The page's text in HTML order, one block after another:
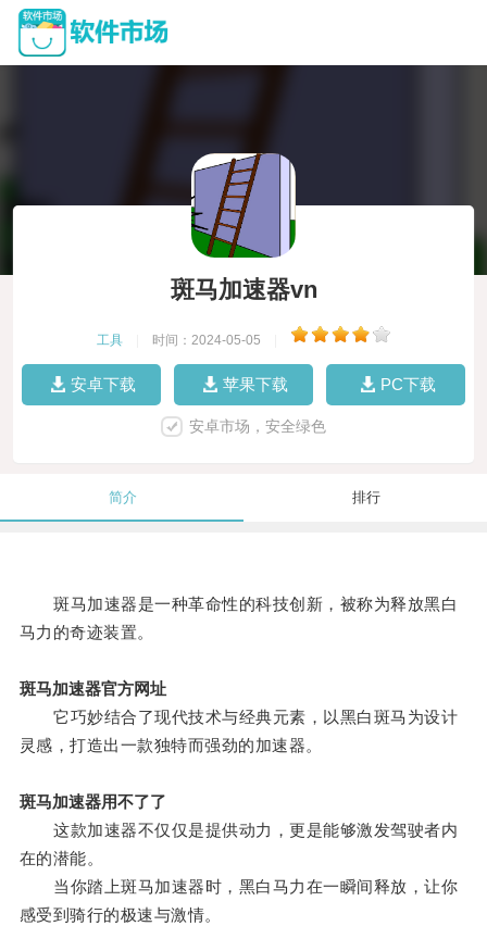
斑马加速器vn
工具 时间：2024-05-05
安卓下载 苹果下载 PC下载
安卓市场，安全绿色
简介 排行
斑马加速器是一种革命性的科技创新，被称为释放黑白
马力的奇迹装置。
斑马加速器官方网址
它巧妙结合了现代技术与经典元素，以黑白斑马为设计
灵感，打造出一款独特而强劲的加速器。
斑马加速器用不了了
这款加速器不仅仅是提供动力，更是能够激发驾驶者内
在的潜能。
当你踏上斑马加速器时，黑白马力在一瞬间释放，让你
感受到骑行的极速与激情。